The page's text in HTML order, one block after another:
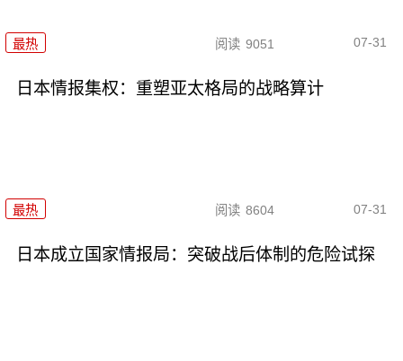
最热 阅读 9051 07-31
日本情报集权：重塑亚太格局的战略算计
最热 阅读 8604 07-31
日本成立国家情报局：突破战后体制的危险试探